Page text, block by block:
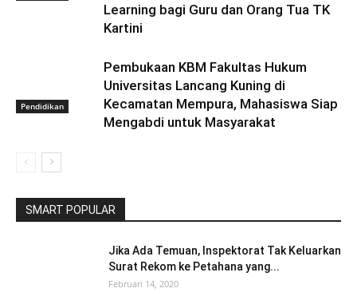
Learning bagi Guru dan Orang Tua TK
Kartini
Pendidikan
Pembukaan KBM Fakultas Hukum
Universitas Lancang Kuning di
Kecamatan Mempura, Mahasiswa Siap
Mengabdi untuk Masyarakat
SMART POPULAR
Jika Ada Temuan, Inspektorat Tak Keluarkan
Surat Rekom ke Petahana yang...
Februari 14, 2020